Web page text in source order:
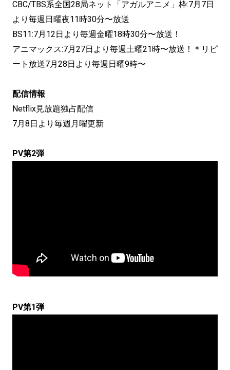
CBC/TBS系全国28局ネット「アガルアニメ」枠:7月7日
より毎週日曜夜11時30分〜放送
BS11:7月12日より毎週金曜18時30分〜放送！
アニマックス:7月27日より毎週土曜21時〜放送！＊リピ
ート放送7月28日より毎週日曜9時〜
配信情報
Netflix見放題独占配信
7月8日より毎週月曜更新
PV第2弾
PV第1弾